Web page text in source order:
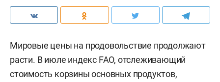
Мировые цены на продовольствие продолжают
расти. В июле индекс FAO, отслеживающий
стоимость корзины основных продуктов,